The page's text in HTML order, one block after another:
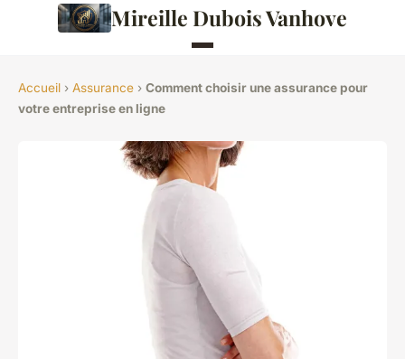
Mireille Dubois Vanhove
Accueil › Assurance › Comment choisir une assurance pour
votre entreprise en ligne